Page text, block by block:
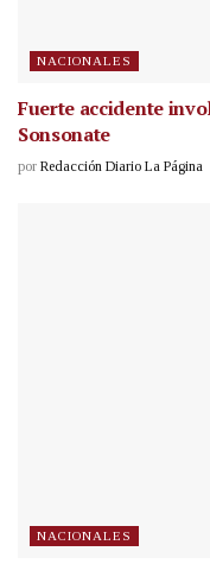
NACIONALES
Fuerte accidente
Sonsonate
por Redacción Diario La Página
NACIONALES